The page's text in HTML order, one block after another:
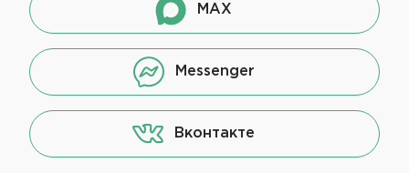
MAX
Messenger
Вконтакте